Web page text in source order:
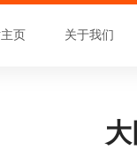
页 关于我们